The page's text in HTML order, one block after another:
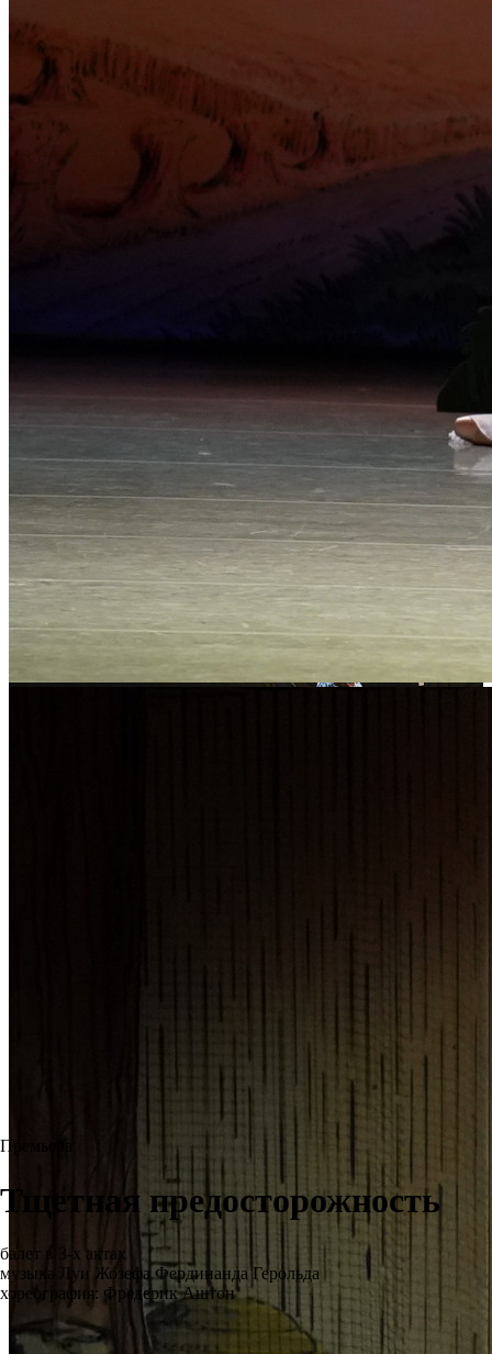
Премьера
Тщетная предосторожность
балет в 3-х актах
музыка Луи Жозефа Фердинанда Герольда
хореография: Фредерик Аштон